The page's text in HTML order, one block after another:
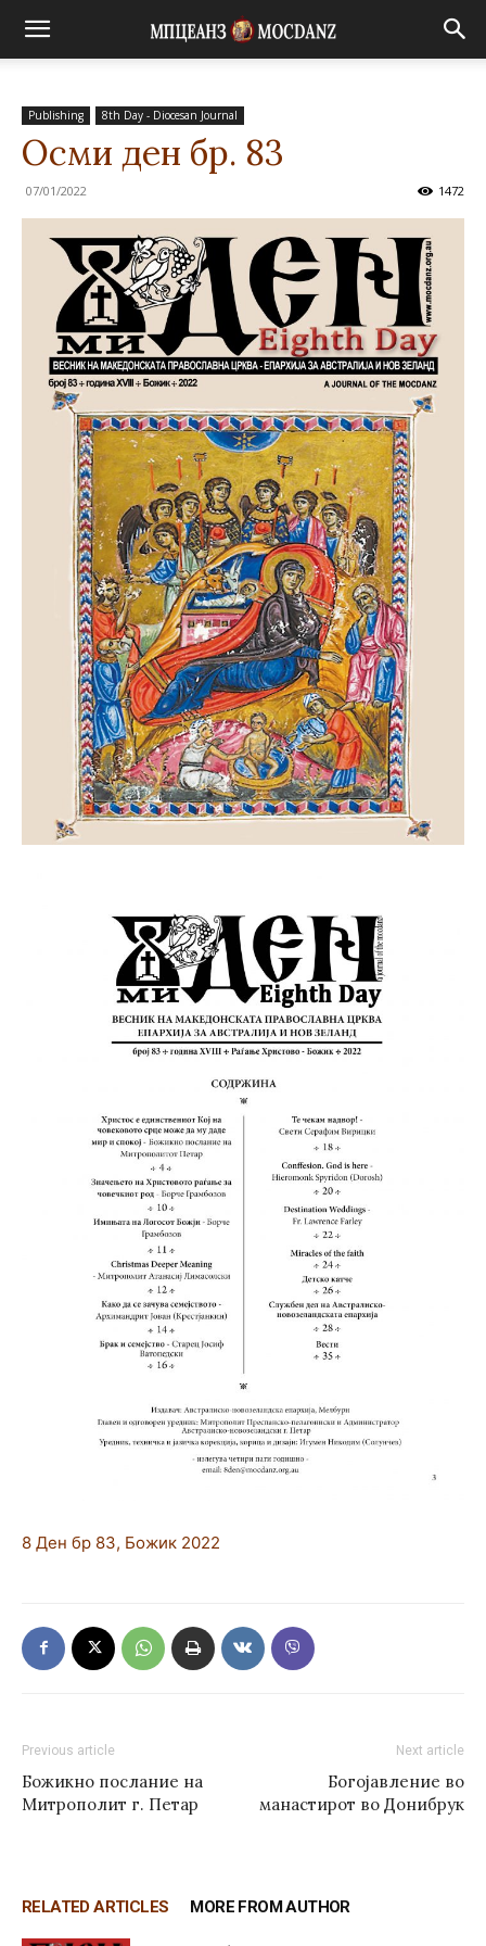
Publishing 8th Day - Diocesan Journal
Осми ден бр. 83
07/01/2022 1472
8 Ден бр 83, Божик 2022
Previous article
Божикно послание на
Митрополит г. Петар
Next article
Богојавление во
манастирот во Донибрук
RELATED ARTICLES MORE FROM AUTHOR